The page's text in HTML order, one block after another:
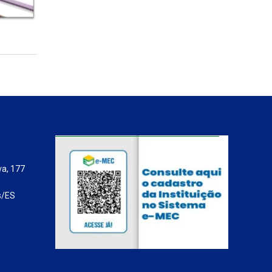
177
ES